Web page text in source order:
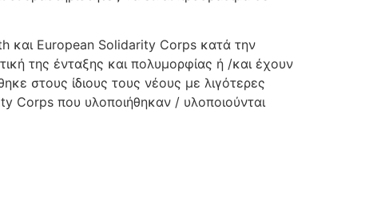
και European Solidarity Corps κατά την
της ένταξης και πολυμορφίας ή /και έχουν
στους ίδιους τους νέους με λιγότερες
Corps που υλοποιήθηκαν / υλοποιούνται